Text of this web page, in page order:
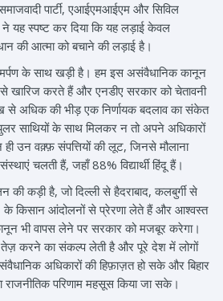
पार्टी, एआईएमआईएम और सिविल
ने यह स्पष्ट कर दिया कि यह लड़ाई केवल
की आत्मा को बचाने की लड़ाई है।
के साथ खड़ी है। हम इस असंवैधानिक कानून
से खारिज करते हैं और एनडीए सरकार को चेतावनी
अधिक की भीड़ एक निर्णायक बदलाव का संकेत
साथियों के साथ मिलकर न तो अपने अधिकारों
ही उन वक़्फ़ संपत्तियों की लूट, जिनसे मौलाना
चलती हैं, जहाँ 88% विद्यार्थी हिंदू हैं।
की कड़ी है, जो दिल्ली से हैदराबाद, कलबुर्गी से
किसान आंदोलनों से प्रेरणा लेते हैं और आश्वस्त
भी वापस लेने पर सरकार को मजबूर करेगा।
करने का संकल्प लेती है और पूरे देश में लोगों
अधिकारों की हिफ़ाज़त हो सके और बिहार
परिणाम महसूस किया जा सके।